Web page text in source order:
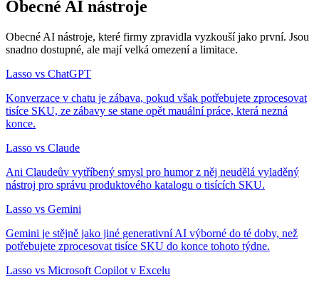
Obecné AI nástroje
Obecné AI nástroje, které firmy zpravidla vyzkouší jako první. Jsou
snadno dostupné, ale mají velká omezení a limitace.
Lasso vs ChatGPT
Konverzace v chatu je zábava, pokud však potřebujete zprocesovat
tisíce SKU, ze zábavy se stane opět mauální práce, která nezná
konce.
Lasso vs Claude
Ani Claudeův vytříbený smysl pro humor z něj neudělá vyladěný
nástroj pro správu produktového katalogu o tisících SKU.
Lasso vs Gemini
Gemini je stějně jako jiné generativní AI výborné do té doby, než
potřebujete zprocesovat tisíce SKU do konce tohoto týdne.
Lasso vs Microsoft Copilot v Excelu